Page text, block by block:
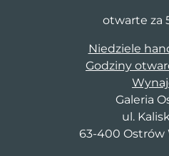
otwarte za
Niedziele
Godziny
Galeria
ul.
63-400 Ostrów